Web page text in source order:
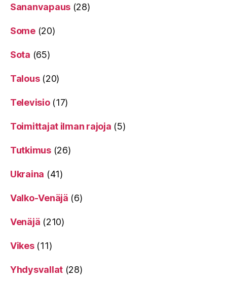
Sananvapaus (28)
Some(20)
Sota (65)
Talous(20)
Televisio(17)
Toimittajat ilman rajoja (5)
Tutkimus(26)
Ukraina (41)
Valko-Venäjä (6)
Venäjä (210)
Vikes(11)
Yhdysvallat (28)